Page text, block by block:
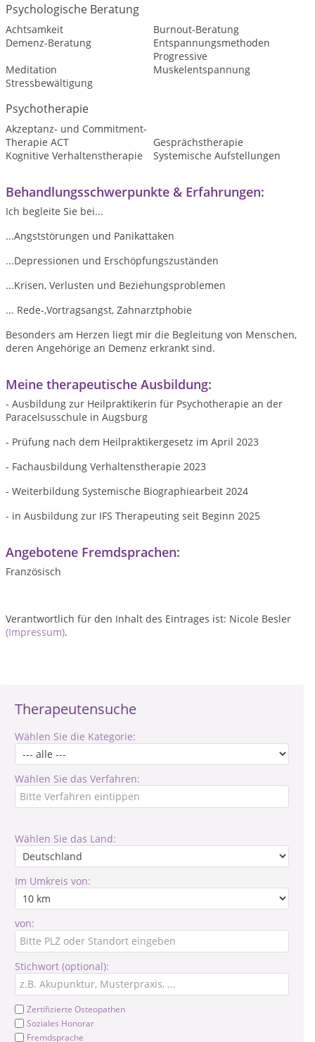
Therapeutensuche
Wählen Sie die Kategorie:
Wählen Sie das Verfahren:
Wählen Sie das Land:
Im Umkreis von:
von:
Stichwort (optional):
Zertifizierte Osteopathen
Soziales Honorar
Fremdsprache
Psychologische Beratung
Achtsamkeit
Burnout-Beratung
Demenz-Beratung
Entspannungsmethoden
Meditation
Progressive
Muskelentspannung
Stressbewältigung
Psychotherapie
Akzeptanz- und Commitment-
Therapie ACT
Gesprächstherapie
Kognitive Verhaltenstherapie
Systemische Aufstellungen
Behandlungsschwerpunkte & Erfahrungen:
Ich begleite Sie bei...
...Angststörungen und Panikattaken
...Depressionen und Erschöpfungszuständen
...Krisen, Verlusten und Beziehungsproblemen
... Rede-,Vortragsangst, Zahnarztphobie
Besonders am Herzen liegt mir die Begleitung von Menschen,
deren Angehörige an Demenz erkrankt sind.
Meine therapeutische Ausbildung:
- Ausbildung zur Heilpraktikerin für Psychotherapie an der
Paracelsusschule in Augsburg
- Prüfung nach dem Heilpraktikergesetz im April 2023
- Fachausbildung Verhaltenstherapie 2023
- Weiterbildung Systemische Biographiearbeit 2024
- in Ausbildung zur IFS Therapeuting seit Beginn 2025
Angebotene Fremdsprachen:
Französisch
Verantwortlich für den Inhalt des Eintrages ist: Nicole Besler
(Impressum).